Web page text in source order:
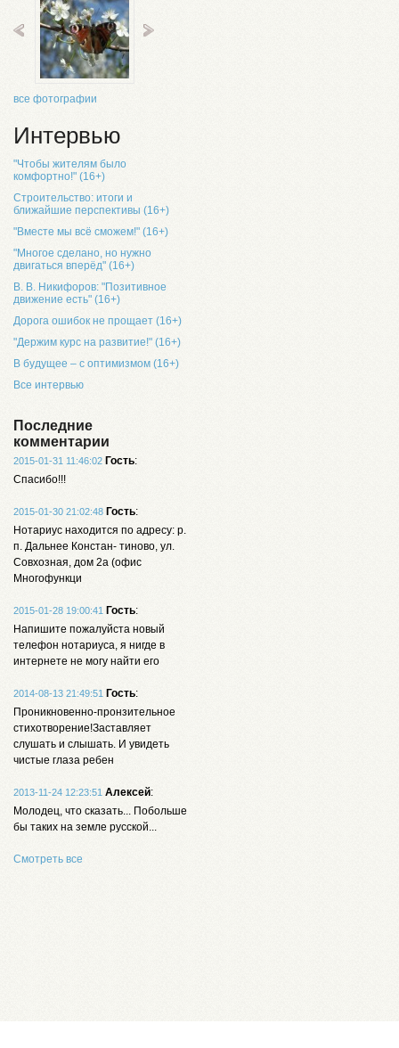
все фотографии
Интервью
"Чтобы жителям было
комфортно!" (16+)
Строительство: итоги и
ближайшие перспективы (16+)
"Вместе мы всё сможем!" (16+)
"Многое сделано, но нужно
двигаться вперёд" (16+)
В. В. Никифоров: "Позитивное
движение есть" (16+)
Дорога ошибок не прощает (16+)
"Держим курс на развитие!" (16+)
В будущее – с оптимизмом (16+)
Все интервью
Последние
комментарии
2015-01-31 11:46:02 Гость:
Спасибо!!!
2015-01-30 21:02:48 Гость:
Нотариус находится по адресу: р.
п. Дальнее Констан- тиново, ул.
Совхозная, дом 2а (офис
Многофункци
2015-01-28 19:00:41 Гость:
Напишите пожалуйста новый
телефон нотариуса, я нигде в
интернете не могу найти его
2014-08-13 21:49:51 Гость:
Проникновенно-пронзительное
стихотворение!Заставляет
слушать и слышать. И увидеть
чистые глаза ребен
2013-11-24 12:23:51 Алексей:
Молодец, что сказать... Побольше
бы таких на земле русской...
Смотреть все